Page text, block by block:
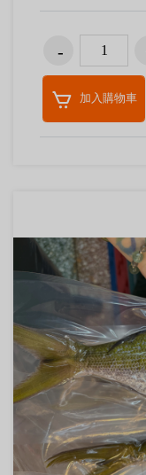
加入購物車